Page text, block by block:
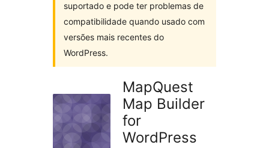
suportado e pode ter problemas de
compatibilidade quando usado com
versões mais recentes do
WordPress.
MapQuest
Map Builder
for
WordPress